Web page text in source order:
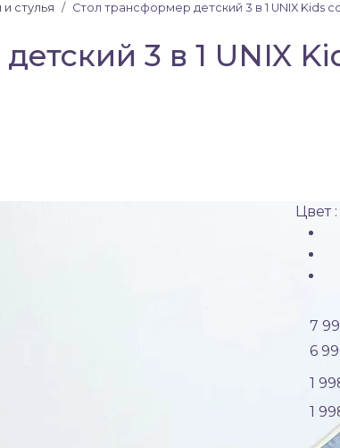
стулья Стол трансформер детский 3 в 1 UNIX Kids
3 в 1 UNIX
Цвет :
7
6
1
1